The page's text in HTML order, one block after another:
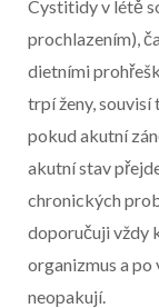
Cystitidy v létě
prochlazením),
dietními
trpí ženy, souvisí
pokud akutní
akutní stav
chronických
doporučuji vždy
organizmus a
neopakují.